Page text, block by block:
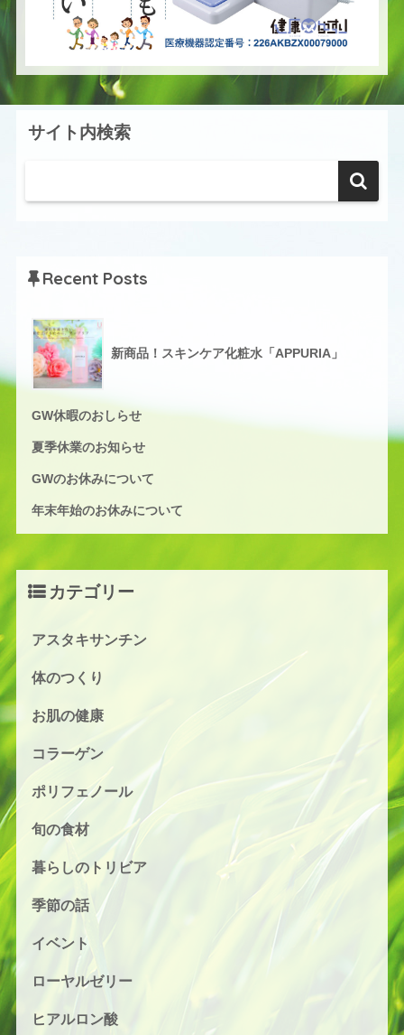
サイト内検索
Recent Posts
新商品！スキンケア化粧水「APPURIA」
GW休暇のおしらせ
夏季休業のお知らせ
GWのお休みについて
年末年始のお休みについて
カテゴリー
アスタキサンチン
体のつくり
お肌の健康
コラーゲン
ポリフェノール
旬の食材
暮らしのトリビア
季節の話
イベント
ローヤルゼリー
ヒアルロン酸